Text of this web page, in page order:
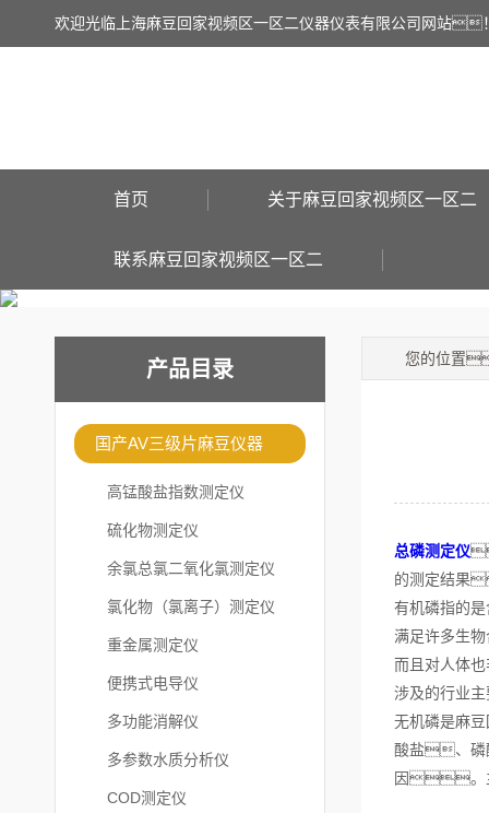
欢迎光临上海麻豆回家视频区一区二仪器仪表有限公司网站
首页 关于麻豆回家视频区一区二
联系麻豆回家视频区一区二
产品目录
国产AV三级片麻豆仪器
高锰酸盐指数测定仪
硫化物测定仪
余氯总氯二氧化氯测定仪
氯化物（氯离子）测定仪
重金属测定仪
便携式电导仪
多功能消解仪
多参数水质分析仪
COD测定仪
您的位置
总磷测定仪
的测定结果
有机磷指的
满足许多生
而且对人体
涉及的行业
无机磷是麻
酸盐、磷
因。